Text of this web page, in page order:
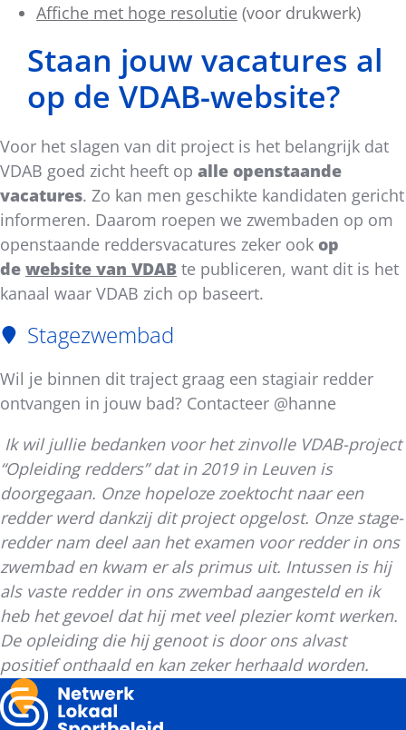
Affiche met hoge resolutie (voor drukwerk)
Staan jouw vacatures al
op de VDAB-website?
Voor het slagen van dit project is het belangrijk dat
VDAB goed zicht heeft op alle openstaande
vacatures. Zo kan men geschikte kandidaten gericht
informeren. Daarom roepen we zwembaden op om
openstaande reddersvacatures zeker ook op
de website van VDAB te publiceren, want dit is het
kanaal waar VDAB zich op baseert.
Stagezwembad
Wil je binnen dit traject graag een stagiair redder
ontvangen in jouw bad? Contacteer @hanne
Ik wil jullie bedanken voor het zinvolle VDAB-project
“Opleiding redders” dat in 2019 in Leuven is
doorgegaan. Onze hopeloze zoektocht naar een
redder werd dankzij dit project opgelost. Onze stage-
redder nam deel aan het examen voor redder in ons
zwembad en kwam er als primus uit. Intussen is hij
als vaste redder in ons zwembad aangesteld en ik
heb het gevoel dat hij met veel plezier komt werken.
De opleiding die hij genoot is door ons alvast
positief onthaald en kan zeker herhaald worden.